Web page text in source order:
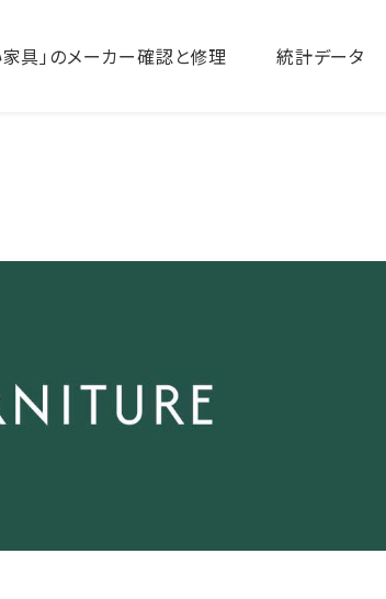
家具」のメーカー確認と修理 統計データ